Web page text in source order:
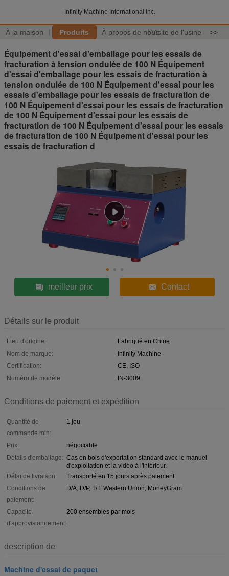
Infinity Machine International Inc.
À la maison Produits À propos de nousVisite de l'usine >>
Équipement d'essai d'emballage pour les essais de
fracturation à tension ondulée de 100 N Équipement
d'essai d'emballage pour les essais de fracturation à
tension ondulée de 100 N Équipement d'essai pour les
essais d'emballage pour les essais de fracturation de
100 N Équipement d'essai pour les essais de fracturation
de 100 N Équipement d'essai pour les essais de
fracturation de 100 N Équipement d'essai pour les essais
de fracturation de 100 N Équipement d'essai pour les
essais de fracturation d
meilleur prix Contact
Détails sur le produit
Lieu d'origine:
Fabriqué en Chine
Nom de marque:
Infinity Machine
Certification:
CE, ISO
Numéro de modèle:
IN-3009
Conditions de paiement et expédition
Quantité de
commande min:
1 jeu
Prix:
négociable
Détails d'emballage: Cas en bois d'exportation standard avec le manuel
d'exploitation et la vidéo à l'intérieur.
Délai de livraison:
Transporté en 15 jours après paiement
Conditions de
paiement:
D/A, D/P, T/T, Western Union, MoneyGram
Capacité
d'approvisionnement:
200 ensembles par mois
description de
Machine d'essai de paquet